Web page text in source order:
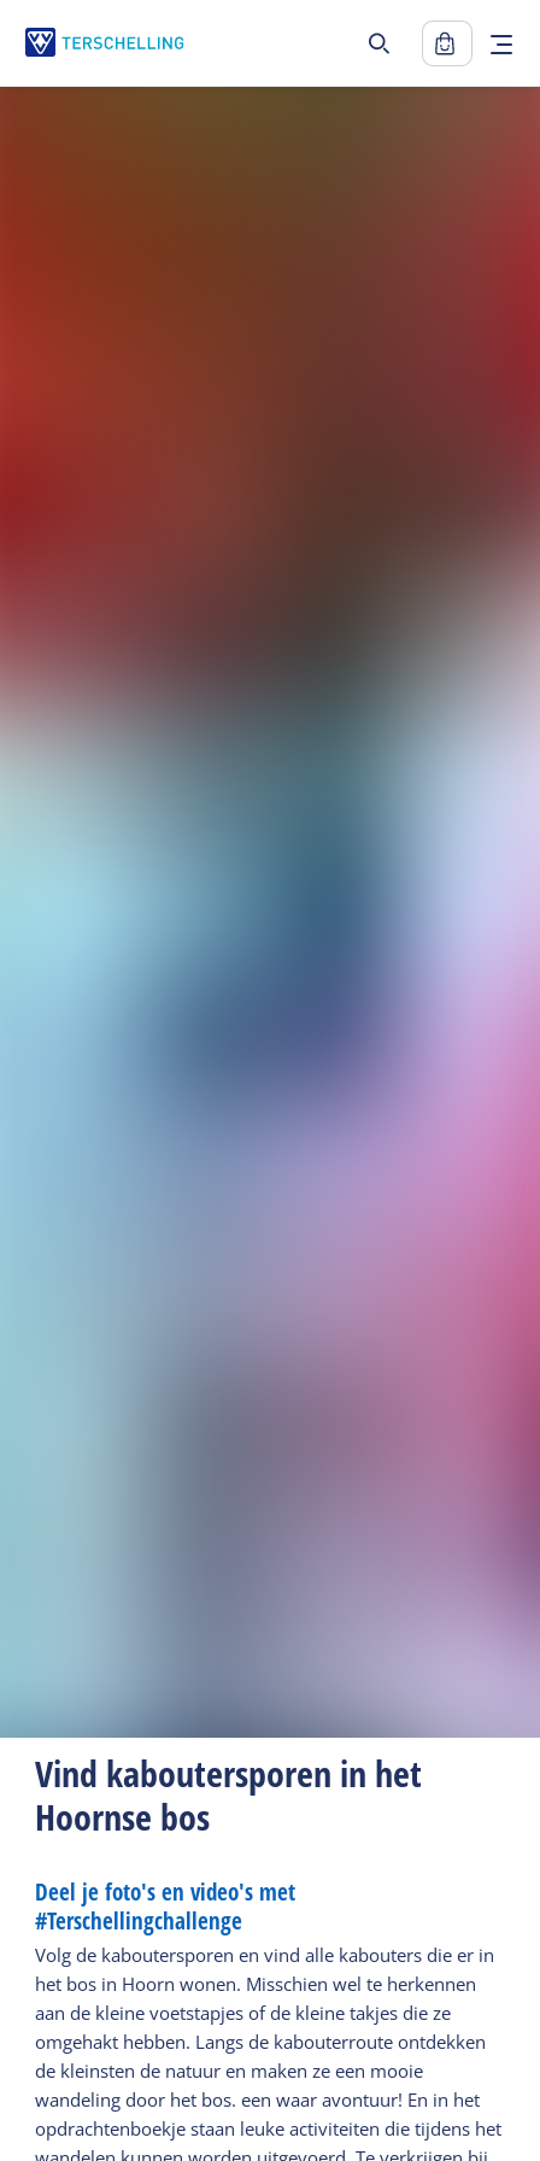
Vind kaboutersporen in het
Hoornse bos
Deel je foto's en video's met
#Terschellingchallenge
Volg de kaboutersporen en vind alle kabouters die er in
het bos in Hoorn wonen. Misschien wel te herkennen
aan de kleine voetstapjes of de kleine takjes die ze
omgehakt hebben. Langs de kabouterroute ontdekken
de kleinsten de natuur en maken ze een mooie
wandeling door het bos. een waar avontuur! En in het
opdrachtenboekje staan leuke activiteiten die tijdens het